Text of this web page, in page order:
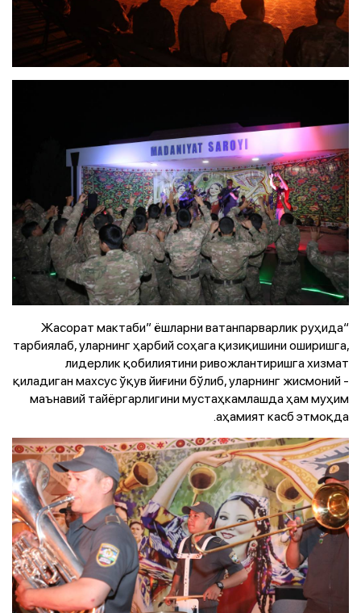
“Жасорат мактаби” ёшларни ватанпарварлик руҳида
тарбиялаб, уларнинг ҳарбий соҳага қизиқишини оширишга,
лидерлик қобилиятини ривожлантиришга хизмат
қиладиган махсус ўқув йиғини бўлиб, уларнинг жисмоний ­
маънавий тайёргарлигини мустаҳкамлашда ҳам муҳим
аҳамият касб этмоқда.